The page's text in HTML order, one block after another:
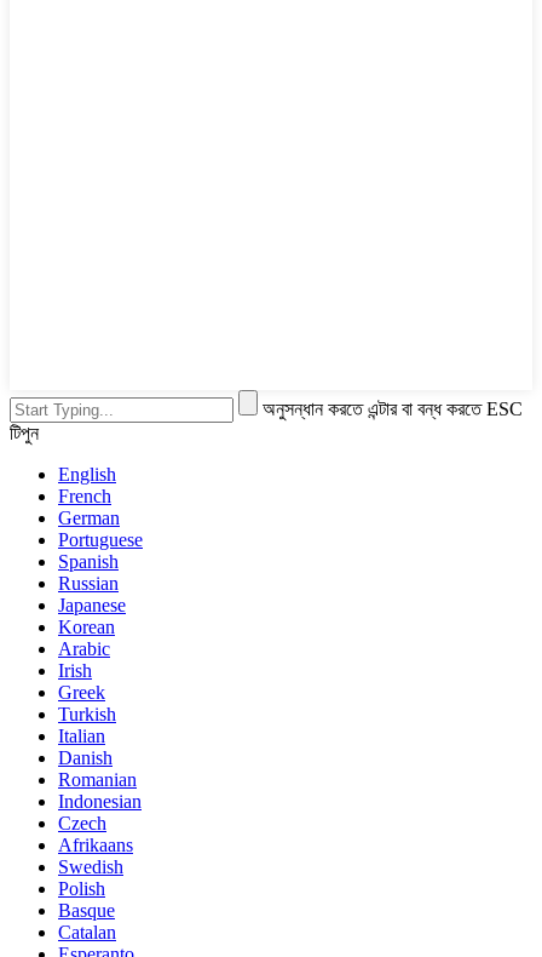
অনুসন্ধান করতে এন্টার বা বন্ধ করতে ESC
টিপুন
English
French
German
Portuguese
Spanish
Russian
Japanese
Korean
Arabic
Irish
Greek
Turkish
Italian
Danish
Romanian
Indonesian
Czech
Afrikaans
Swedish
Polish
Basque
Catalan